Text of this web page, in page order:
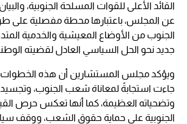
القائد الأعلى للقوات المسلحة الجنوبية،
عن المجلس، باعتبارها محطة مفصلية على
الجنوب من الأوضاع المعيشية والخدمية
جديد نحو الحل السياسي العادل لقضيته
ويؤكد مجلس المستشارين أن هذه الخطوات
جاءت استجابةً لمعاناة شعب الجنوب، وتجسيداً
وتضحياته العظيمة، كما أنها تعكس حرص
الجنوبية على حماية حقوق الشعب، ووقف